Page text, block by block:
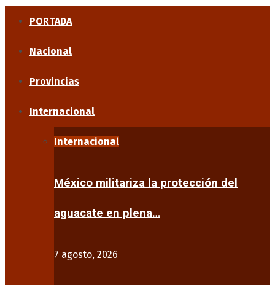
PORTADA
Nacional
Provincias
Internacional
Internacional
México militariza la protección del
aguacate en plena…
7 agosto, 2026